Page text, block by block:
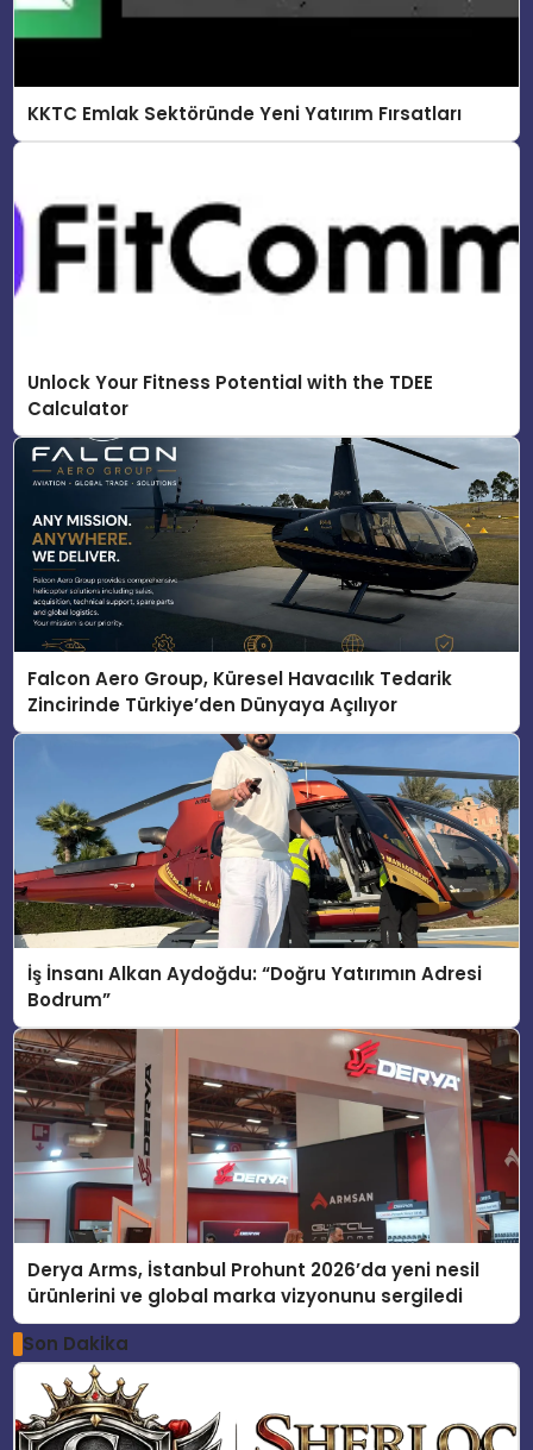
KKTC Emlak Sektöründe Yeni Yatırım Fırsatları
Unlock Your Fitness Potential with the TDEE
Calculator
Falcon Aero Group, Küresel Havacılık Tedarik
Zincirinde Türkiye’den Dünyaya Açılıyor
İş İnsanı Alkan Aydoğdu: “Doğru Yatırımın Adresi
Bodrum”
Derya Arms, İstanbul Prohunt 2026’da yeni nesil
ürünlerini ve global marka vizyonunu sergiledi
Son Dakika